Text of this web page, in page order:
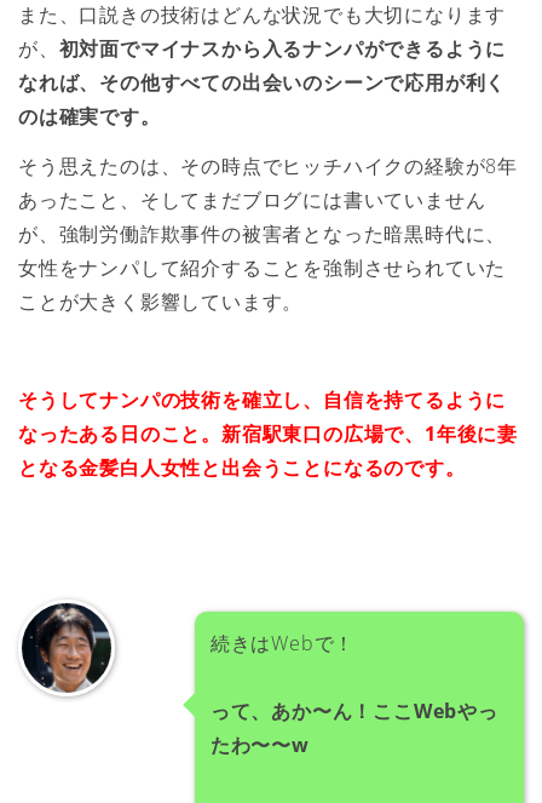
また、口説きの技術はどんな状況でも大切になります
が、 初対面でマイナスから入るナンパができるように
なれば、その他すべての出会いのシーンで応用が利く
のは確実です。
そう思えたのは、その時点でヒッチハイクの経験が8年
あったこと、そしてまだブログには書いていません
が、強制労働詐欺事件の被害者となった暗黒時代に、
女性をナンパして紹介することを強制させられていた
ことが大きく影響しています。
そうしてナンパの技術を確立し、自信を持てるように
なったある日のこと。新宿駅東口の広場で、1年後に妻
となる金髪白人女性と出会うことになるのです。
続きはWebで！
って、あか〜ん！ここWebやっ
たわ〜〜w